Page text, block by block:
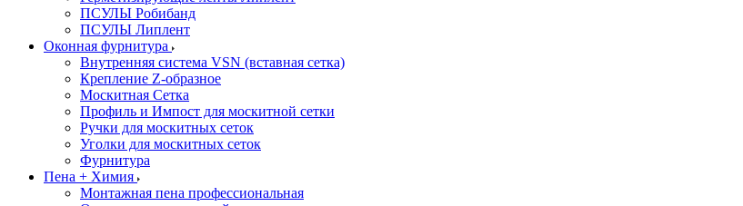
ПСУЛЫ Робибанд
ПСУЛЫ Липлент
Оконная фурнитура
Внутренняя система VSN (вставная сетка)
Крепление Z-образное
Москитная Сетка
Профиль и Импост для москитной сетки
Ручки для москитных сеток
Уголки для москитных сеток
Фурнитура
Пена + Химия
Монтажная пена профессиональная